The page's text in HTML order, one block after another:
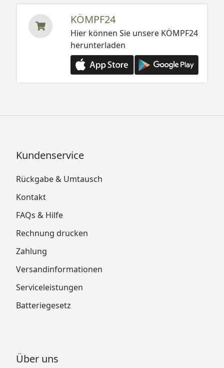
KÖMPF24
Hier können Sie unsere KÖMPF24
herunterladen
Kundenservice
Rückgabe & Umtausch
Kontakt
FAQs & Hilfe
Rechnung drucken
Zahlung
Versandinformationen
Serviceleistungen
Batteriegesetz
Über uns